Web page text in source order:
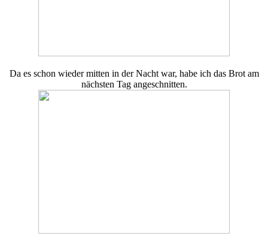
Da es schon wieder mitten in der Nacht war, habe ich das Brot am
nächsten Tag angeschnitten.